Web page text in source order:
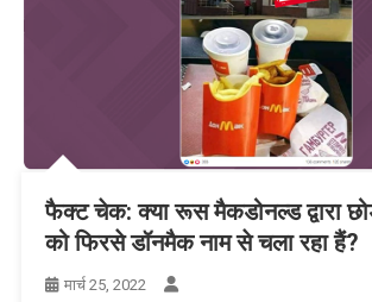
फैक्ट चेक: क्या रूस मैकडोनल्ड द्वारा
को फिरसे डॉनमैक नाम से चला रहा हैं?
मार्च 25, 2022